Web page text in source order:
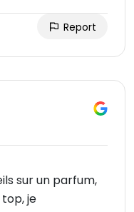
Report
sur un parfum,
je